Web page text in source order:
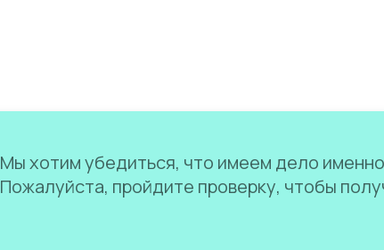
Мы хотим убедиться, что имеем дело
Пожалуйста, пройдите проверку, чтобы